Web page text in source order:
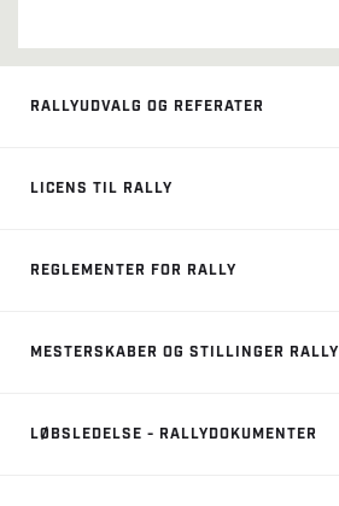
RALLYUDVALG OG REFERATER
LICENS TIL RALLY
REGLEMENTER FOR RALLY
MESTERSKABER OG STILLINGER RALLY
LØBSLEDELSE - RALLYDOKUMENTER